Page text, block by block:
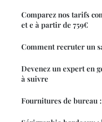
Comparez nos tarifs
et e à partir de 759€
Comment recruter un
Devenez un expert en
à suivre
Fournitures de bureau